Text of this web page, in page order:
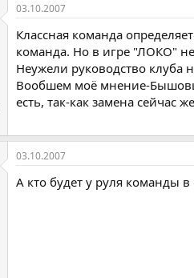
03.10.2007
Классная команда
команда. Но в игре "ЛОКО"
Неужели руководство клуба
Вообшем моё мнение-
есть, так-как замена сейчас
03.10.2007
А кто будет у руля команды